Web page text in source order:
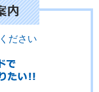
ださい